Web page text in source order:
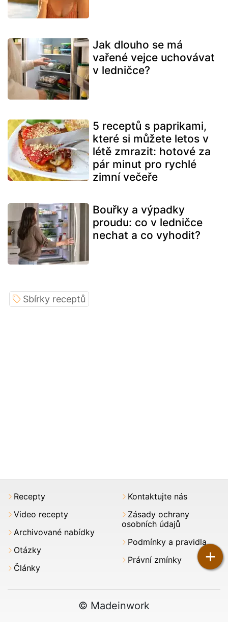
Jak dlouho se má
vařené vejce uchovávat
v ledničce?
5 receptů s paprikami,
které si můžete letos v
létě zmrazit: hotové za
pár minut pro rychlé
zimní večeře
Bouřky a výpadky
proudu: co v ledničce
nechat a co vyhodit?
+
Sbírky receptů
Recepty
Video recepty
Archivované nabídky
Otázky
Články
Kontaktujte nás
Zásady ochrany
osobních údajů
Podmínky a pravidla
Právní zmínky
© Madeinwork